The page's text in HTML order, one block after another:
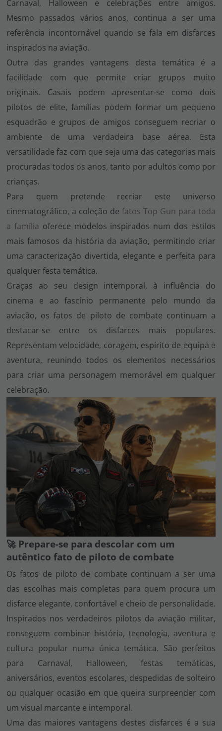
Carnaval, Halloween e celebrações entre amigos.
Mesmo passados vários anos, continua a ser uma
referência incontornável quando se fala em disfarces
inspirados na aviação.
Outra das grandes vantagens desta temática é a
facilidade com que permite criar grupos muito
originais. Casais podem apresentar-se como dois
pilotos de elite, famílias podem formar um pequeno
esquadrão e grupos de amigos conseguem recriar o
ambiente de uma verdadeira base aérea. Esta
versatilidade faz com que seja uma das categorias mais
procuradas todos os anos, tanto por adultos como por
crianças.
Para quem pretende recriar este universo
cinematográfico, a coleção de fatos Top Gun para toda
a família oferece modelos inspirados num dos estilos
mais famosos da história da aviação, permitindo criar
uma caracterização divertida, elegante e perfeita para
qualquer festa temática.
Graças ao seu design intemporal, à influência do
cinema e ao fascínio permanente pelo mundo da
aviação, os fatos de piloto de combate continuam a
destacar-se entre os disfarces mais populares.
Representam velocidade, coragem, espírito de equipa e
aventura, reunindo todos os elementos necessários
para criar uma personagem memorável em qualquer
celebração.
🚀 Prepare-se para descolar com um
autêntico fato de piloto de combate
Os fatos de piloto de combate continuam a ser uma
das escolhas mais completas para quem procura um
disfarce elegante, confortável e cheio de personalidade.
Inspirados nos verdadeiros pilotos da aviação militar,
conseguem combinar história, tecnologia, aventura e
cultura popular numa única temática. São perfeitos
para Carnaval, Halloween, festas temáticas,
aniversários, eventos escolares, despedidas de solteiro
ou qualquer ocasião em que queira surpreender com
um visual marcante e intemporal.
Uma das maiores vantagens destes disfarces é a sua